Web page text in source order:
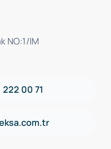
NO:1/IM
00 71